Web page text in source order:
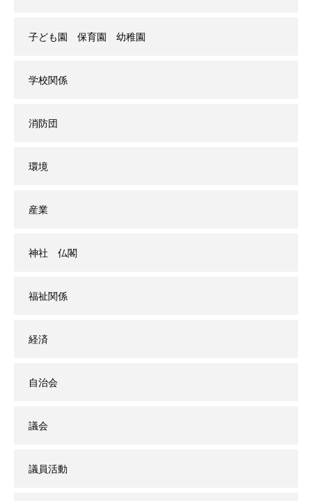
子ども園 保育園 幼稚園
学校関係
消防団
環境
産業
神社 仏閣
福祉関係
経済
自治会
議会
議員活動